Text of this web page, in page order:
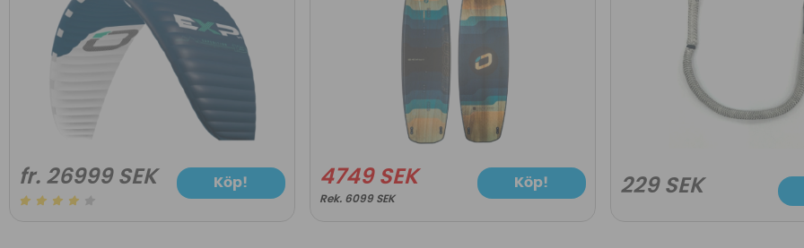
fr. 26999 SEK Köp! 4749 SEK
6099 SEK
Köp! 229 SEK